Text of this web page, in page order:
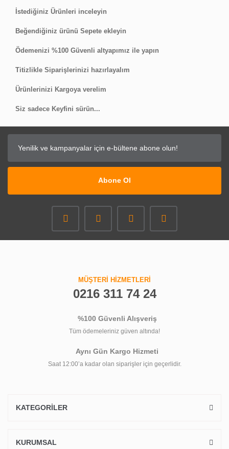
Yorum Yaz
İstediğiniz Ürünleri inceleyin
Beğendiğiniz ürünü Sepete ekleyin
Ödemenizi %100 Güvenli altyapımız ile yapın
Titizlikle Siparişlerinizi hazırlayalım
Ürünlerinizi Kargoya verelim
Siz sadece Keyfini sürün...
Abone Ol
MÜŞTERİ HİZMETLERİ
0216 311 74 24
%100 Güvenli Alışveriş
Tüm ödemeleriniz güven altında!
Aynı Gün Kargo Hizmeti
Saat 12:00’a kadar olan siparişler için geçerlidir.
KATEGORİLER
KURUMSAL